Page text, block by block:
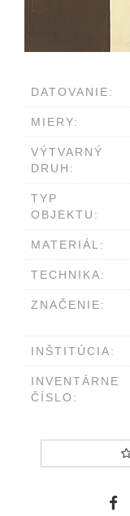
DATOVANIE:
MIERY:
VÝTVARNÝ
DRUH:
TYP
OBJEKTU:
MATERIÁL:
TECHNIKA:
ZNAČENIE:
INŠTITÚCIA:
INVENTÁRNE
ČÍSLO: